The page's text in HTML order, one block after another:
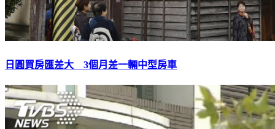
日圓買房匯差大 3個月差一輛中型房車